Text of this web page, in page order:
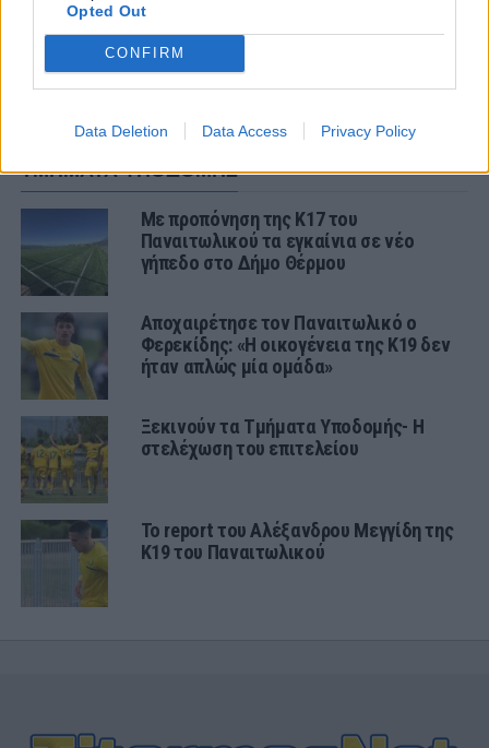
Opted Out
CONFIRM
Data Deletion Data Access Privacy Policy
Καμποσιώρα
ΠΑΝΑΙΤΩΛΙΚΟΣ
Ήττα στο φινάλε στη Λιβαδειά
ΤΜΗΜΑΤΑ ΥΠΟΔΟΜΗΣ
Με προπόνηση της Κ17 του
Παναιτωλικού τα εγκαίνια σε νέο
γήπεδο στο Δήμο Θέρμου
Αποχαιρέτησε τον Παναιτωλικό ο
Φερεκίδης: «Η οικογένεια της Κ19 δεν
ήταν απλώς μία ομάδα»
Ξεκινούν τα Τμήματα Υποδομής- Η
στελέχωση του επιτελείου
Το report του Αλέξανδρου Μεγγίδη της
Κ19 του Παναιτωλικού